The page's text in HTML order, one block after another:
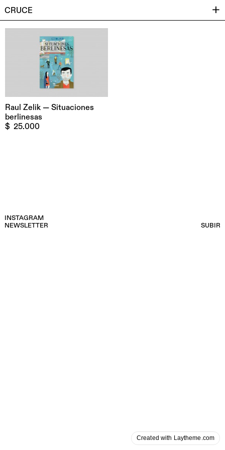
Created with Laytheme.com
CRUCE
Raul Zelik — Situaciones
berlinesas
$ 25.000
INSTAGRAM
NEWSLETTER
SUBIR